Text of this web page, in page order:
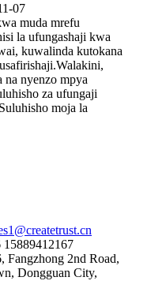
07
muda mrefu
la ufungashaji kwa
kuwalinda kutokana
na nyenzo mpya
za ufungaji
moja la
15889412167
Fangzhong 2nd Road,
Dongguan City,